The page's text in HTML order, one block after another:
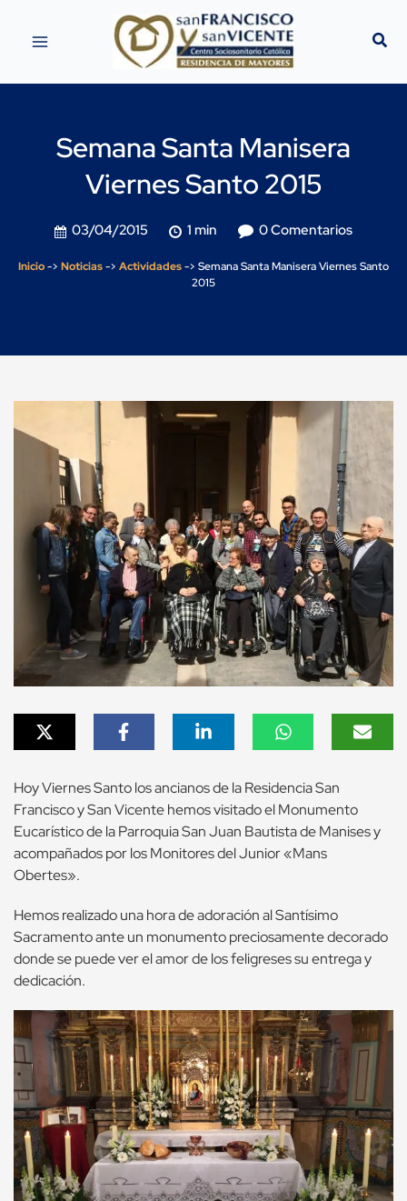
Semana Santa Manisera
Viernes Santo 2015
03/04/2015 1 min 0 Comentarios
Inicio-> Noticias-> Actividades-> Semana Santa Manisera Viernes Santo
2015
Hoy Viernes Santo los ancianos de la Residencia San
Francisco y San Vicente hemos visitado el Monumento
Eucarístico de la Parroquia San Juan Bautista de Manises y
acompañados por los Monitores del Junior «Mans
Obertes».
Hemos realizado una hora de adoración al Santísimo
Sacramento ante un monumento preciosamente decorado
donde se puede ver el amor de los feligreses su entrega y
dedicación.